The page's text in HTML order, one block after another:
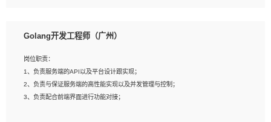
2、熟悉PostgreSQL、redis、MongoDB、ElasticSearch等开源数据库运维管理，
4、熟悉Hadoop、HBASE、Spark等大数据平台优先。
5、熟悉linux或任意一种unix操作系统，如有较强操作系统侧工作经验者优先。
6、具备丰富的项目实施经验，较强的自我学习能力。
Golang开发工程师（广州）
岗位职责：
1、负责服务端的API以及平台设计跟实现；
2、负责与保证服务端的高性能实现以及并发管理与控制；
3、负责配合前端界面进行功能对接；